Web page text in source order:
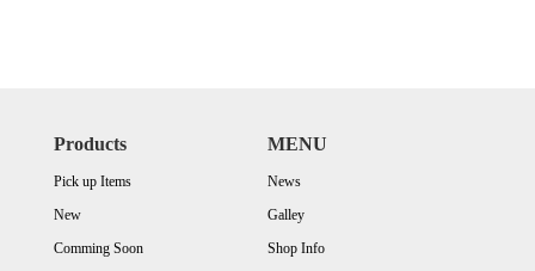
Products
Pick up Items
New
Comming Soon
MENU
News
Galley
Shop Info